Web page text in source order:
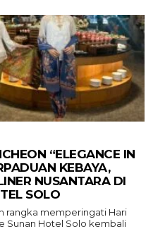
“ELEGANCE IN
KEBAYA,
NUSANTARA DI
SOLO
rangka memperingati Hari
Sunan Hotel Solo kembali